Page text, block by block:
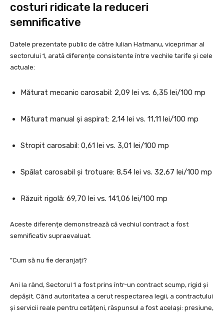
costuri ridicate la reduceri
semnificative
Datele prezentate public de către Iulian Hatmanu, viceprimar al
sectorului 1, arată diferențe consistente între vechile tarife și cele
actuale:
Măturat mecanic carosabil: 2,09 lei vs. 6,35 lei/100 mp
Măturat manual și aspirat: 2,14 lei vs. 11,11 lei/100 mp
Stropit carosabil: 0,61 lei vs. 3,01 lei/100 mp
Spălat carosabil și trotuare: 8,54 lei vs. 32,67 lei/100 mp
Răzuit rigolă: 69,70 lei vs. 141,06 lei/100 mp
Aceste diferențe demonstrează că vechiul contract a fost
semnificativ supraevaluat.
”Cum să nu fie deranjați?
Ani la rând, Sectorul 1 a fost prins într-un contract scump, rigid și
depășit. Când autoritatea a cerut respectarea legii, a contractului
și servicii reale pentru cetățeni, răspunsul a fost același: presiune,